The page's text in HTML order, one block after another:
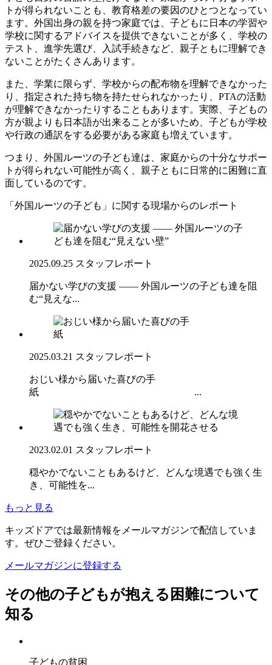
トが得られないことも、教育格差の要因のひとつとなってい
ます。外国出身の親を持つ家庭では、 子どもに日本の学習や
学校に関するアドバイスを提供できないことが多く、学校の
テスト、進学先選び、入試手続きなど、親子ともに理解でき
ないことがたくさんあります。
また、学業に限らず、学校からの配布物を理解できなかった
り、指定された持ち物を持たせられなかったり、PTAの活動
が理解できなかったりすることもあります。実際、子どもの
方が親よりも日本語が出来ることが多いため、子どもが学校
や行政の通訳をする必要がある家庭も増えています。
つまり、 外国ルーツの子ども達は、家庭からの十分なサポー
トが得られない可能性が高く、親子ともに日常的に困難に直
面しているのです。
「外国ルーツの子ども」に関する現場からのレポート
2025.09.25 スタッフレポート
届かない学びの支援 —— 外国ルーツの子ども達を阻
む“見えな...
2025.03.21 スタッフレポート
おじい様から届いた喜びの手
紙 ...
2023.02.01 スタッフレポート
穏やかでないこともあるけど、どんな境遇でも強く生
き、可能性を...
もっと見る
キッズドアでは最新情報をメールマガジンで配信していま
す。ぜひご登録ください。
メールマガジンに登録する
その他の子どもが抱える困難について
知る
子どもの貧困